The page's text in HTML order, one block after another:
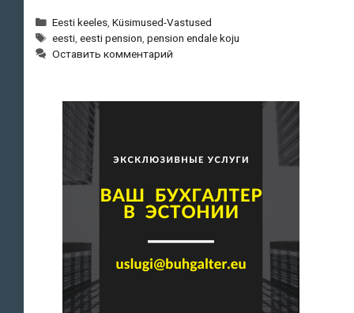
pension
või
toetus
Рубрики
Eesti keeles ,Küsimused-Vastused
Метки
eesti ,eesti pension ,pension endale koju
Оставить комментарий